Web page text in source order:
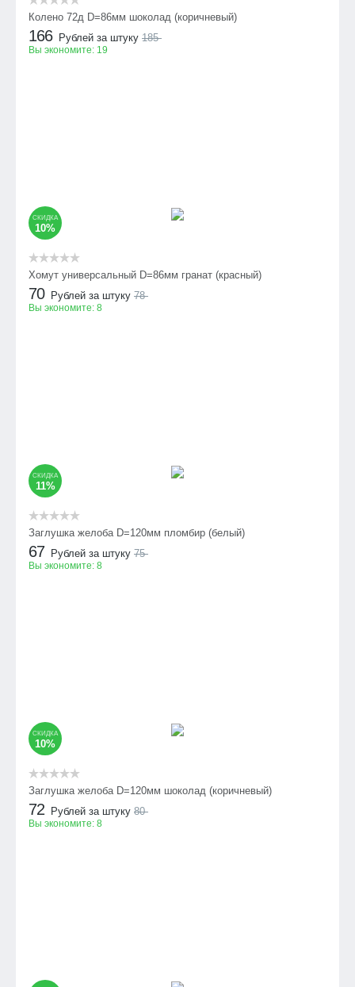
Колено 72д D=86мм шоколад (коричневый)
166 Рублей за штуку 185
Вы экономите: 19
СКИДКА
10%
Хомут универсальный D=86мм гранат (красный)
70 Рублей за штуку 78
Вы экономите: 8
СКИДКА
11%
Заглушка желоба D=120мм пломбир (белый)
67 Рублей за штуку 75
Вы экономите: 8
СКИДКА
10%
Заглушка желоба D=120мм шоколад (коричневый)
72 Рублей за штуку 80
Вы экономите: 8